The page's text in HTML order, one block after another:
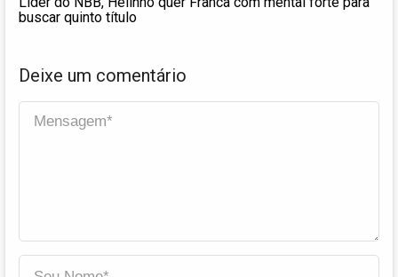
buscar quinto título
Deixe um comentário